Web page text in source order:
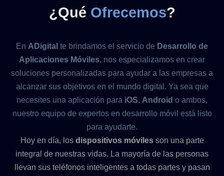
¿Qué Ofrecemos?
En ADigital te brindamos el servicio de Desarrollo de
Aplicaciones Móviles, nos especializamos en crear
soluciones personalizadas para ayudar a las empresas a
alcanzar sus objetivos en el mundo digital. Ya sea que
necesites una aplicación para iOS, Android o ambos,
nuestro equipo de expertos en desarrollo móvil está listo
para ayudarte.
Hoy en día, los dispositivos móvilesson una parte
integral de nuestras vidas. La mayoría de las personas
llevan sus teléfonos inteligentes a todas partes y pasan